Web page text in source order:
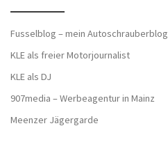
Fusselblog – mein Autoschrauberblog
KLE als freier Motorjournalist
KLE als DJ
907media – Werbeagentur in Mainz
Meenzer Jägergarde